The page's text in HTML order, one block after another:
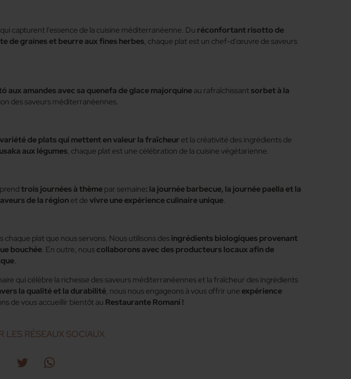
capturent l'essence de la cuisine méditerranéenne. Du réconfortant risotto de
de graines et beurre aux fines herbes, chaque plat est un chef-d'œuvre de saveurs
aux amandes avec sa quenefa de glace majorquineau rafraîchissantsorbet à la
des saveurs méditerranéennes.
variété de plats qui mettent en valeur la fraîcheur et la créativité des ingrédients de
aux légumes, chaque plat est une célébration de la cuisine végétarienne.
trois journées à thèmepar semaine: la journée barbecue, la journée paella et la
de la régionet devivre une expérience culinaire unique.
chaque plat que nous servons. Nous utilisons desingrédients biologiques provenant
bouchée. En outre, nouscollaborons avec des producteurs locaux afin de
.
qui célèbre la richesse des saveurs méditerranéennes et la fraîcheur des ingrédients
la qualité et la durabilité, nous nous engageons à vous offrir une expérience
de vous accueillir bientôt au Restaurante Romaní !
LES RÉSEAUX SOCIAUX